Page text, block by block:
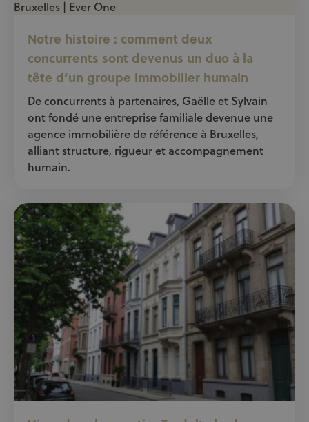
Notre histoire : comment deux
concurrents sont devenus un duo à la
tête d’un groupe immobilier humain
De concurrents à partenaires, Gaëlle et Sylvain
ont fondé une entreprise familiale devenue une
agence immobilière de référence à Bruxelles,
alliant structure, rigueur et accompagnement
humain.